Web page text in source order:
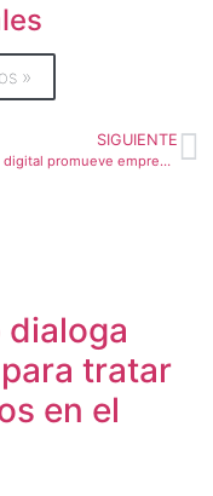
»
SIGUIENTE
Catálogo digital promueve emprendimientos de cantones de la altura guanacasteca
tratar
en el